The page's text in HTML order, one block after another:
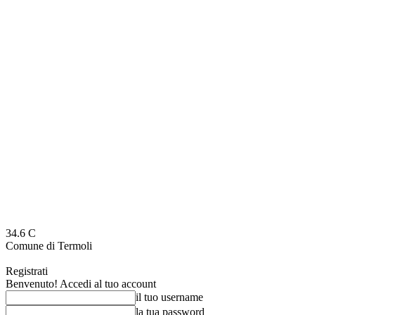
34.6 C
Comune di Termoli
Registrati
Benvenuto! Accedi al tuo account
il tuo username
la tua password